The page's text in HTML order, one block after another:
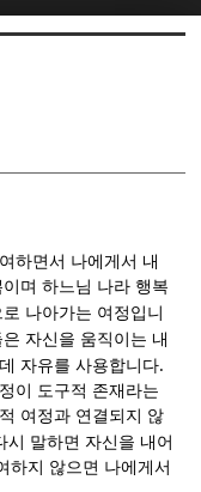
하면서 나에게서 내
며 하느님 나라 행복
나아가는 여정입니
자신을 움직이는 내
자유를 사용합니다.
이 도구적 존재라는
여정과 연결되지 않
시 말하면 자신을 내어
하지 않으면 나에게서
5
5